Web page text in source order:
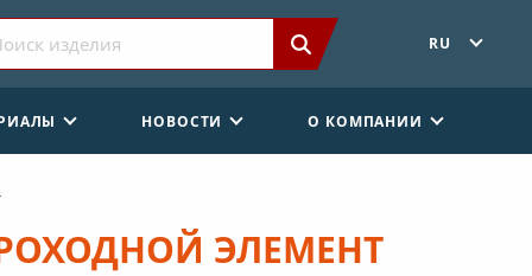
RU
НОВОСТИ О КОМПАНИИ
ЭЛЕМЕНТ